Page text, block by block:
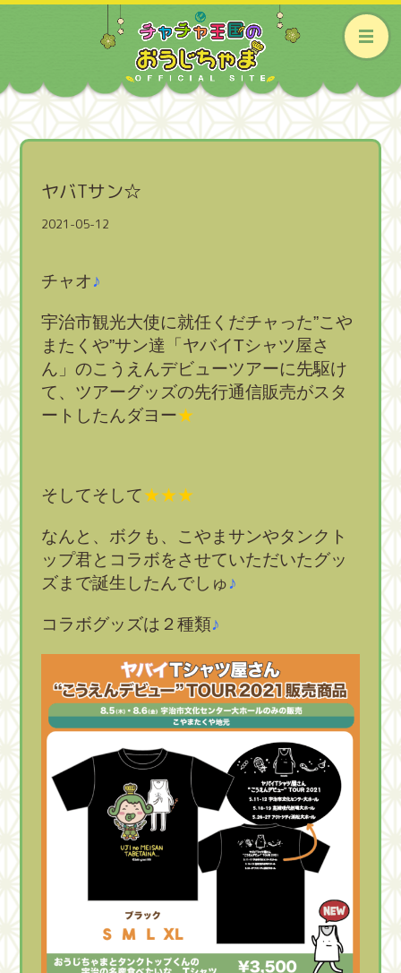
ヤバTサン☆
2021-05-12
チャオ♪
宇治市観光大使に就任くだチャった”こや
またくや”サン達「ヤバイTシャツ屋さ
ん」のこうえんデビューツアーに先駆け
て、ツアーグッズの先行通信販売がスタ
ートしたんダヨー★
そしてそして★★★
なんと、ボクも、こやまサンやタンクト
ップ君とコラボをさせていただいたグッ
ズまで誕生したんでしゅ♪
コラボグッズは２種類♪